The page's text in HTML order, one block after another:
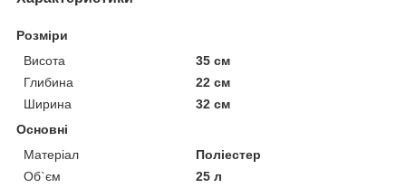
Розміри
Висота
35 см
Глибина
22 см
Ширина
32 см
Основні
Матеріал
Поліестер
Об`єм
25 л